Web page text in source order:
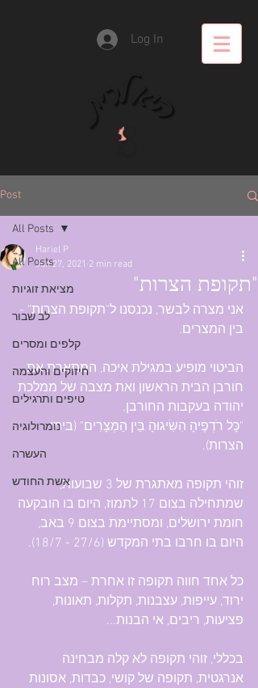
Log In
Post
All Posts
מציאת זוגיות
לב שבור
קלפים ומסרים
חיזוקים והעצמה
טיפים ותרגילים
נומרולוגיה
העשרה
אשת החודש
All Posts
"תקופת הצרות"
Hariel P
Jun 27, 2021 2 min read
אני מצרה לבשר, נכנסנו ל"תקופת הצרות" -
בין המצרים.
הביטוי מופיע במגילת איכה, המתארת את
חורבן הבית הראשון ואת מצבה של ממלכת
יהודה בעקבות החורבן.
"כָּל רֹדְפֶיהָ הִשִּׂיגוּהָ בֵּין הַמְּצָרִים" (בימי
הצרות).
זוהי תקופה מאתגרת של 3 שבועות,
שמתחילה בצום 17 לתמוז, היום בו הובקעה
חומת ירושלים, ומסתיימת בצום 9 באב,
היום בו חרבו בתי המקדש (27/6 - 18/7).
כל אחד חווה תקופה זו אחרת – מצב רוח
ירוד, עייפות, עצבנות, תקלות, תאונות,
פציעות, ריבים, אי הבנות...
בכללי, זוהי תקופה לא קלה מבחינה
אנרגטית, תקופה של קושי, כבדות, אסונות